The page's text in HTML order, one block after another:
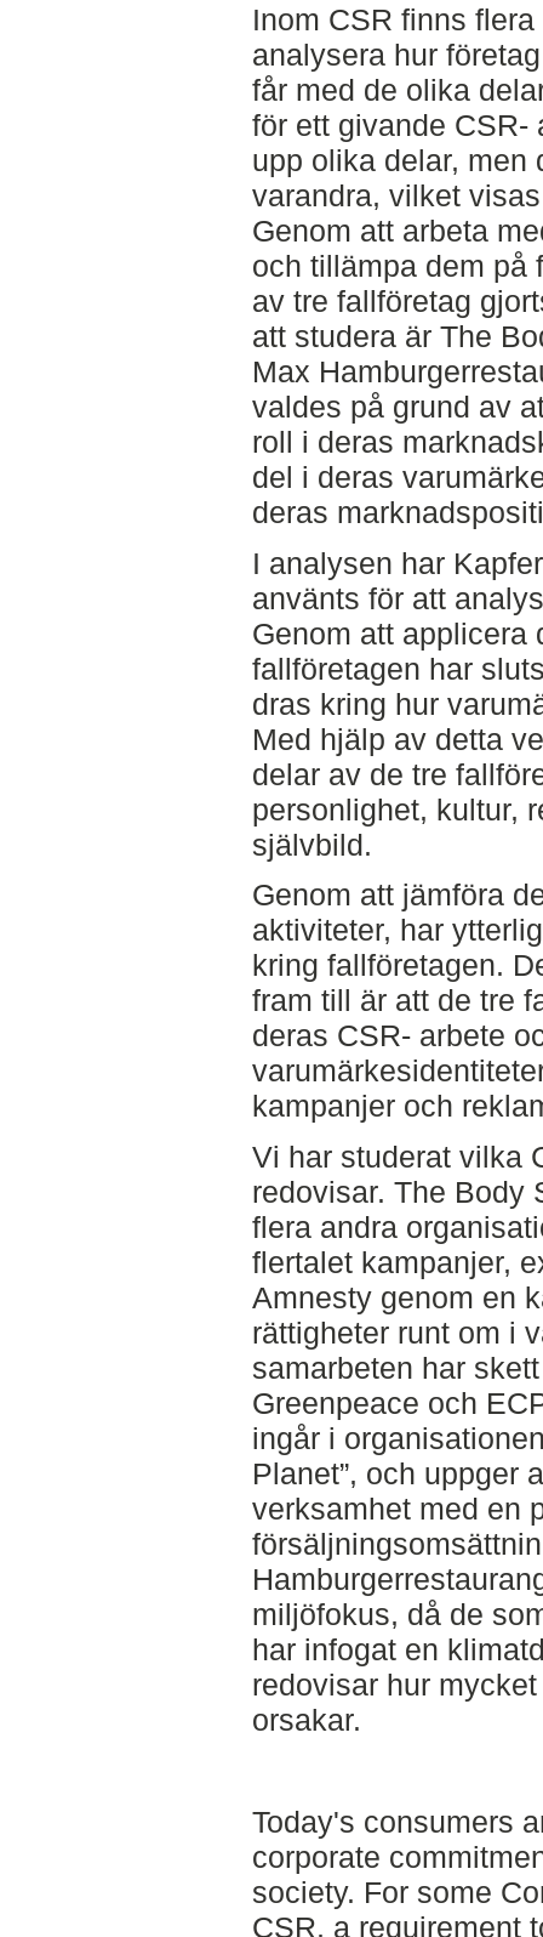
Inom CSR finns
analysera hur
får med de olika
för ett givande CSR-
upp olika delar, men
varandra, vilket
Genom att arbeta
och tillämpa dem på
av tre fallföretag
att studera är The
Max
valdes på grund av
roll i deras
del i deras
deras
I analysen har
använts för att
Genom att applicera
fallföretagen har
dras kring hur
Med hjälp av detta
delar av de tre
personlighet, kultur,
självbild.
Genom att jämföra
aktiviteter, har
kring fallföretagen.
fram till är att de tre
deras CSR- arbete
kampanjer och
Vi har studerat vilka
redovisar. The Body
flera andra
flertalet kampanjer,
Amnesty genom en
rättigheter runt om i
samarbeten har
Greenpeace och
ingår i
Planet”, och uppger
verksamhet med en
miljöfokus, då de
har infogat en
redovisar hur
orsakar.
Today's consumers
corporate
society. For some
CSR, a requirement